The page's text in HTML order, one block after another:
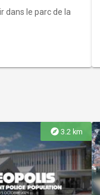
dans le parc de la
explore 3.2 km